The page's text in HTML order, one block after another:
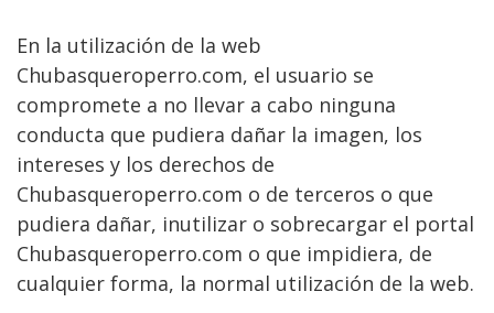
En la utilización de la web
Chubasqueroperro.com, el usuario se
compromete a no llevar a cabo ninguna
conducta que pudiera dañar la imagen, los
intereses y los derechos de
Chubasqueroperro.com o de terceros o que
pudiera dañar, inutilizar o sobrecargar el portal
Chubasqueroperro.com o que impidiera, de
cualquier forma, la normal utilización de la web.